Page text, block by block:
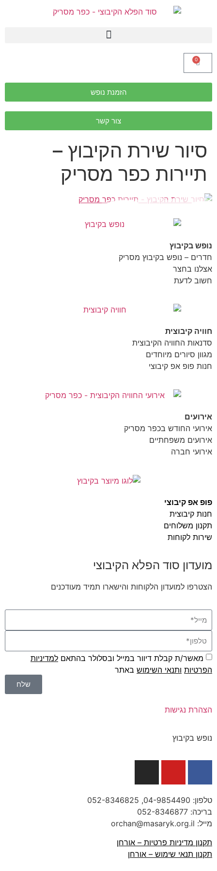
0
הזמנת נופש
צור קשר
סיור שירת הקיבוץ –
תיירות כפר מסריק
נופש בקיבוץ
חדרים – נופש בקיבוץ מסריק
אצלנו בחצר
חשוב לדעת
חוויה קיבוצית
סדנאות החוויה הקיבוצית
מגוון סיורים מיוחדים
חנות פופ אפ קיבוצי
אירועים
אירועי החודש בכפר מסריק
אירועים משפחתיים
אירועי חברה
פופ אפ קיבוצי
חנות קיבוצית
תקנון משלוחים
שירות לקוחות
מועדון סוד הפלא הקיבוצי
הצטרפו למועדון הלקוחות והישארו תמיד מעודכנים
מאשר/ת קבלת דיוור במייל ובסלולר בהתאם למדיניות
הפרטיות ותנאי השימוש באתר
שלח
הצהרת נגישות
נופש בקיבוץ
טלפון: 04-9854490
, 052-8346825
בריכה: 052-8346877
מייל: orchan@masaryk.org.il
תקנון מדיניות פרטיות – אורחן
תקנון תנאי שימוש – אורחן